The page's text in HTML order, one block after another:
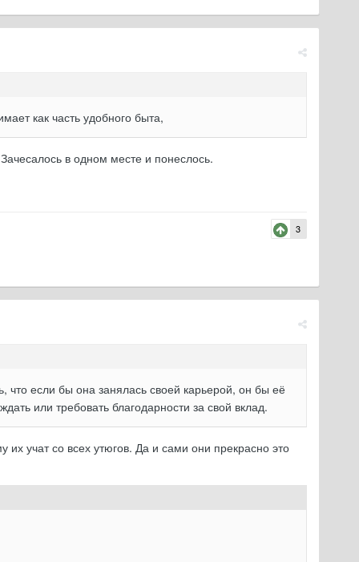
как часть удобного быта,
в одном месте и понеслось.
3
если бы она занялась своей карьерой, он бы её
или требовать благодарности за свой вклад.
учат со всех утюгов. Да и сами они прекрасно это